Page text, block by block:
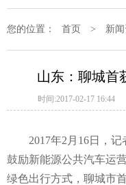
您的位置： 首页 > 新
山东：聊城首
时间:2017-02-17 16:44
2017年2月16日，记
鼓励新能源公共汽车运
绿色出行方式，聊城市